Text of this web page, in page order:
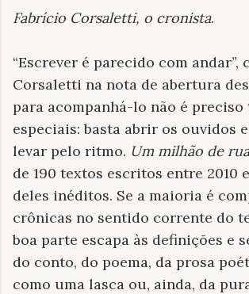
Fabrício Corsaletti, o cronista.
“Escrever é parecido com andar”,
Corsaletti na nota de abertura
para acompanhá-lo não é preciso
especiais: basta abrir os ouvidos
levar pelo ritmo. Um milhão de
de 190 textos escritos entre 2010
deles inéditos. Se a maioria é
crônicas no sentido corrente do
boa parte escapa às definições e
do conto, do poema, da prosa
como uma lasca ou, ainda, da